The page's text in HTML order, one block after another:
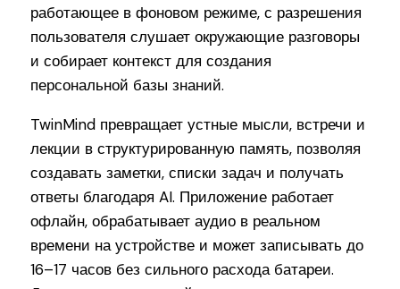
работающее в фоновом режиме, с разрешения
пользователя слушает окружающие разговоры
и собирает контекст для создания
персональной базы знаний.
TwinMind превращает устные мысли, встречи и
лекции в структурированную память, позволяя
создавать заметки, списки задач и получать
ответы благодаря AI. Приложение работает
офлайн, обрабатывает аудио в реальном
времени на устройстве и может записывать до
16–17 часов без сильного расхода батареи.